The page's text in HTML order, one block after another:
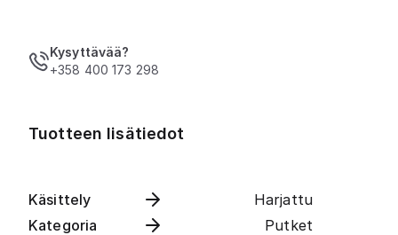
Kysyttävää?
+358 400 173 298
Tuotteen lisätiedot
Käsittely
Harjattu
Kategoria
Putket